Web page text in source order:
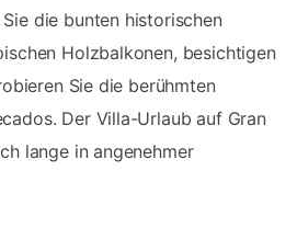
die bunten historischen
Holzbalkonen, besichtigen
Sie die berühmten
Der Villa-Urlaub auf Gran
lange in angenehmer